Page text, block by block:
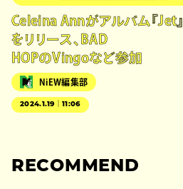
Celeina Annがアルバム『Jet』
をリリース、BAD
HOPのVingoなど参加
NiEW編集部
2024.1.19｜11:06
RECOMMEND